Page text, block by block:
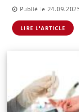
Publié le
LIRE L'ARTICLE